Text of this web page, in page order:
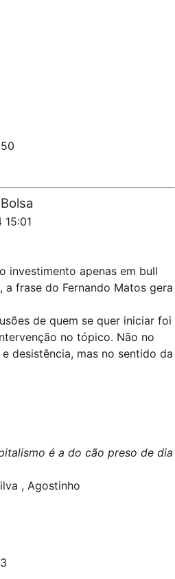
investimento apenas em bull
frase do Fernando Matos gera
de quem se quer iniciar foi
no tópico. Não no
desistência, mas no sentido da
é a do cão preso de dia
, Agostinho